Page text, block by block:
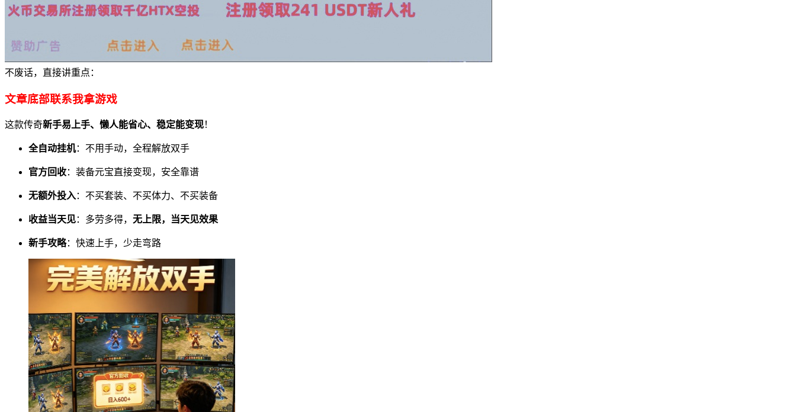
不废话，直接讲重点：
文章底部联系我拿游戏
这款传奇新手易上手、懒人能省心、稳定能变现！
全自动挂机：不用手动，全程解放双手
官方回收：装备元宝直接变现，安全靠谱
无额外投入：不买套装、不买体力、不买装备
收益当天见：多劳多得， 无上限，当天见效果
新手攻略：快速上手，少走弯路